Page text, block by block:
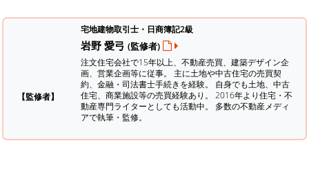
【監修者】
宅地建物取引士・日商簿記2級
岩野 愛弓 (監修者)
注文住宅会社で15年以上、不動産売買、建築デザイン企
画、営業企画等に従事。 主に土地や中古住宅の売買契
約、金融・司法書士手続きを経験。 自身でも土地、中古
住宅、商業施設等の売買経験あり。 2016年より住宅・不
動産専門ライターとしても活動中。 多数の不動産メディ
アで執筆・監修。